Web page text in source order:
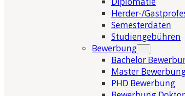
Herder-/
Semesterdaten
Studiengebühren
Bewerbung
Bachelor
Master
PHD Bewerbung